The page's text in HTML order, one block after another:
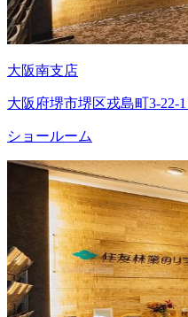
大阪南支店
大阪府堺市堺区戎島町3-22-
ショールーム